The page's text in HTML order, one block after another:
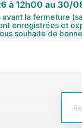
à 12h00 au 30/
la fermeture
enregistrées et
souhaite de